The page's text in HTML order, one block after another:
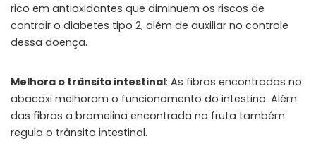
rico em antioxidantes que diminuem os riscos de
contrair o diabetes tipo 2, além de auxiliar no controle
dessa doença.
Melhora o trânsito intestinal: As fibras encontradas no
abacaxi melhoram o funcionamento do intestino. Além
das fibras a bromelina encontrada na fruta também
regula o trânsito intestinal.